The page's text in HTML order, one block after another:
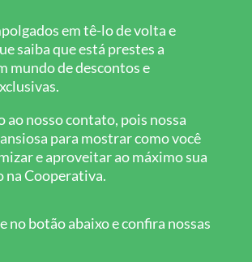
em tê-lo de volta e
saiba que está prestes a
mundo de descontos e
ao nosso contato, pois nossa
para mostrar como você
e aproveitar ao máximo sua
na Cooperativa.
no botão abaixo e confira nossas